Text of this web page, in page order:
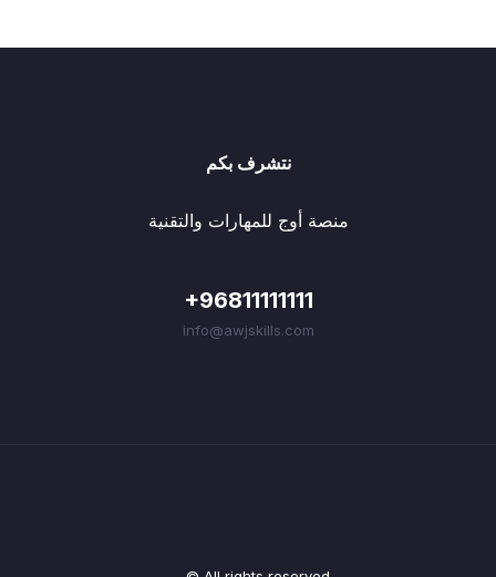
نتشرف بكم
منصة أوج للمهارات والتقنية
+96811111111
info@awjskills.com